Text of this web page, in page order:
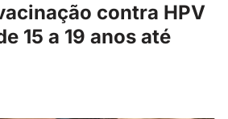
contra HPV
15 a 19 anos até